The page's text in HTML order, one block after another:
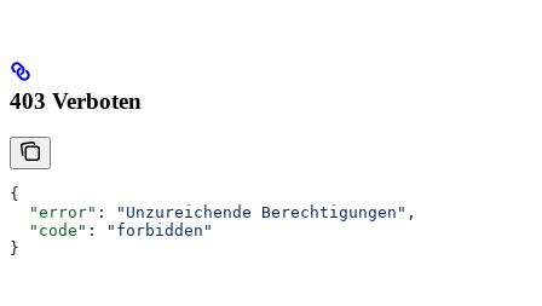
403 Verboten
{
  "error"
: "Unzureichende Berechtigungen" ,
  "code"
:
"forbidden"
}